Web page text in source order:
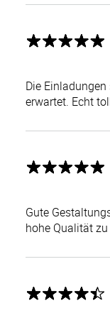
Die
erwartet. Echt
Gute
hohe Qualität